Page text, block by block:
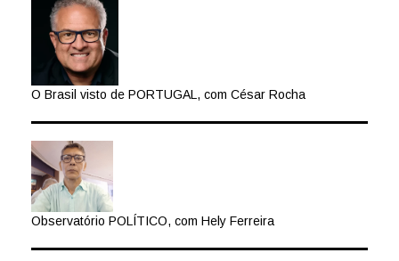
O Brasil visto de PORTUGAL, com César Rocha
Observatório POLÍTICO, com Hely Ferreira